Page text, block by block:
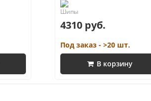
4310 руб.
Под заказ - >20 шт.
В корзину